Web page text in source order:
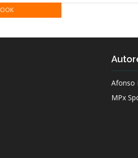
Afonso
MPx